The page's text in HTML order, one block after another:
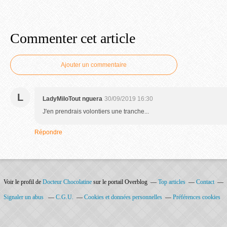
Commenter cet article
Ajouter un commentaire
L LadyMiloTout nguera 30/09/2019 16:30
J'en prendrais volontiers une tranche...
Répondre
Voir le profil de Docteur Chocolatine sur le portail Overblog Top articles Contact
Signaler un abus C.G.U. Cookies et données personnelles Préférences cookies